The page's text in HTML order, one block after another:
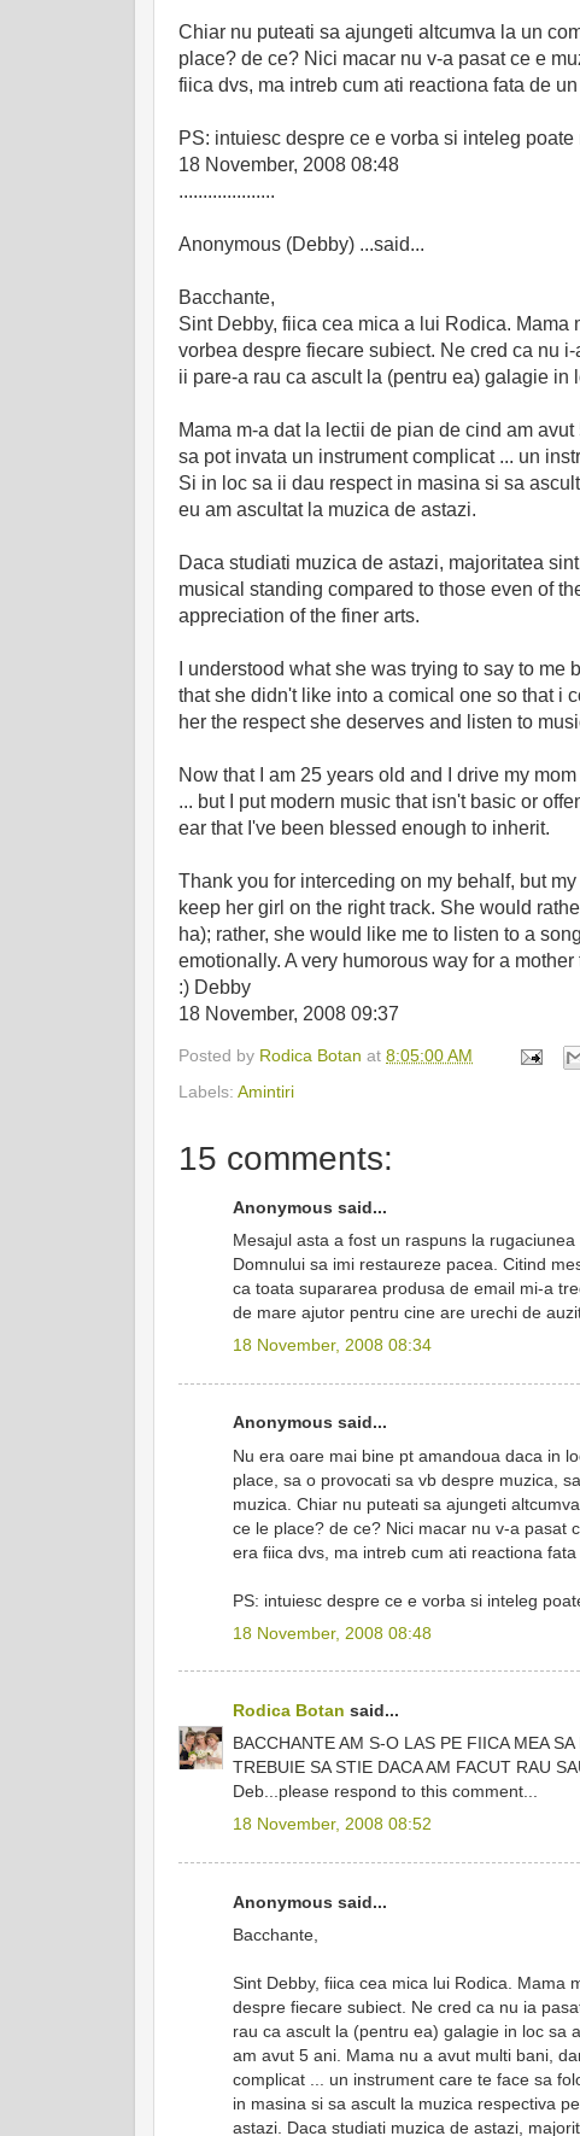
Chiar nu puteati sa ajungeti altcumva la un
place? de ce? Nici macar nu v-a pasat ce e
fiica dvs, ma intreb cum ati reactiona fata de
PS: intuiesc despre ce e vorba si inteleg poate
18 November, 2008 08:48
....................
Anonymous (Debby) ...said...
Bacchante,
Sint Debby, fiica cea mica a lui Rodica.
vorbea despre fiecare subiect. Ne cred ca nu
ii pare-a rau ca ascult la (pentru ea) galagie in
Mama m-a dat la lectii de pian de cind am
sa pot invata un instrument complicat ... un
Si in loc sa ii dau respect in masina si sa
eu am ascultat la muzica de astazi.
Daca studiati muzica de astazi, majoritatea
musical standing compared to those even of
appreciation of the finer arts.
I understood what she was trying to say to
that she didn't like into a comical one so that i
her the respect she deserves and listen to
Now that I am 25 years old and I drive my
... but I put modern music that isn't basic or
ear that I've been blessed enough to inherit.
Thank you for interceding on my behalf, but
keep her girl on the right track. She would
ha); rather, she would like me to listen to a
emotionally. A very humorous way for a
:) Debby
18 November, 2008 09:37
Posted by Rodica Botan at 8:05:00 AM
Labels: Amintiri
15 comments:
Anonymous said...
Mesajul asta a fost un raspuns la
Domnului sa imi restaureze pacea. Citind
ca toata supararea produsa de email mi-a
de mare ajutor pentru cine are urechi de
18 November, 2008 08:34
Anonymous said...
Nu era oare mai bine pt amandoua daca in
place, sa o provocati sa vb despre muzica,
muzica. Chiar nu puteati sa ajungeti
ce le place? de ce? Nici macar nu v-a pasat
era fiica dvs, ma intreb cum ati reactiona fata
PS: intuiesc despre ce e vorba si inteleg
18 November, 2008 08:48
Rodica Botan said...
BACCHANTE AM S-O LAS PE FIICA MEA
TREBUIE SA STIE DACA AM FACUT RAU
Deb...please respond to this comment...
18 November, 2008 08:52
Anonymous said...
Bacchante,
Sint Debby, fiica cea mica lui Rodica. Mama
despre fiecare subiect. Ne cred ca nu ia
rau ca ascult la (pentru ea) galagie in loc sa
am avut 5 ani. Mama nu a avut multi bani,
complicat ... un instrument care te face sa
in masina si sa ascult la muzica respectiva
astazi. Daca studiati muzica de astazi,